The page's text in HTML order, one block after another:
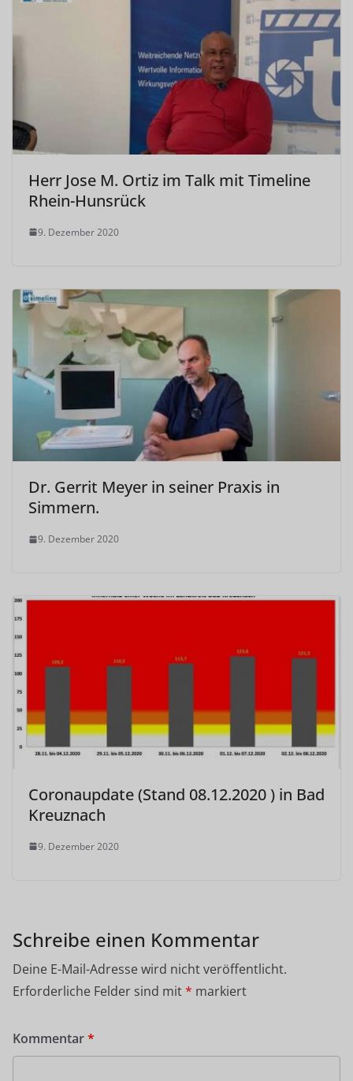
Herr Jose M. Ortiz im Talk mit Timeline
Rhein-Hunsrück
9. Dezember 2020
Dr. Gerrit Meyer in seiner Praxis in
Simmern.
9. Dezember 2020
Coronaupdate (Stand 08.12.2020 ) in Bad
Kreuznach
9. Dezember 2020
Schreibe einen Kommentar
Deine E-Mail-Adresse wird nicht veröffentlicht.
Erforderliche Felder sind mit* markiert
Kommentar*